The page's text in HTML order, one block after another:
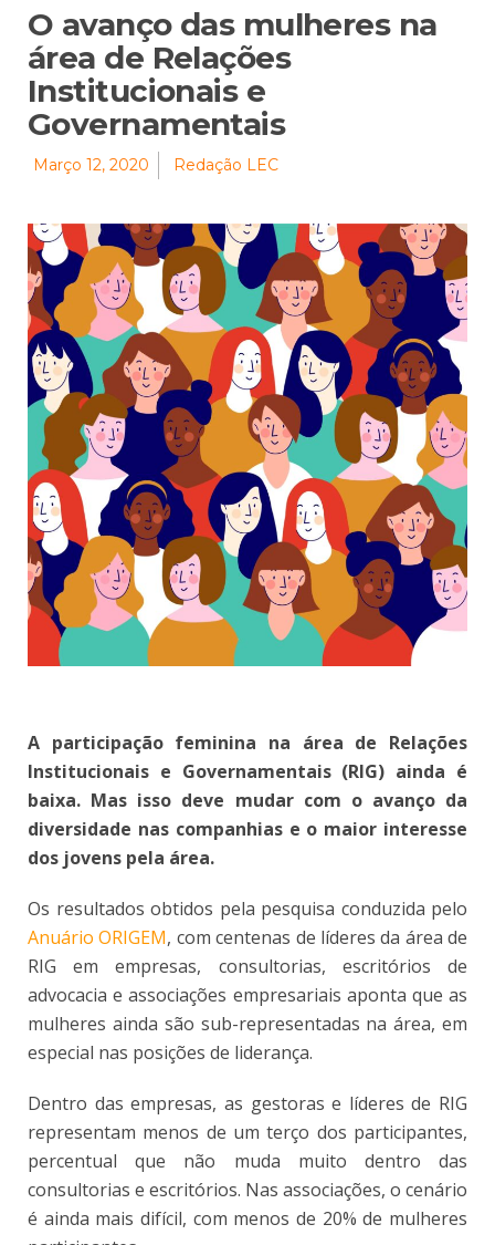
O avanço das mulheres na
área de Relações
Institucionais e
Governamentais
Março 12, 2020 Redação LEC
A participação feminina na área de Relações
Institucionais e Governamentais (RIG) ainda é
baixa. Mas isso deve mudar com o avanço da
diversidade nas companhias e o maior interesse
dos jovens pela área.
Os resultados obtidos pela pesquisa conduzida pelo
Anuário ORIGEM, com centenas de líderes da área de
RIG em empresas, consultorias, escritórios de
advocacia e associações empresariais aponta que as
mulheres ainda são sub-representadas na área, em
especial nas posições de liderança.
Dentro das empresas, as gestoras e líderes de RIG
representam menos de um terço dos participantes,
percentual que não muda muito dentro das
consultorias e escritórios. Nas associações, o cenário
é ainda mais difícil, com menos de 20% de mulheres